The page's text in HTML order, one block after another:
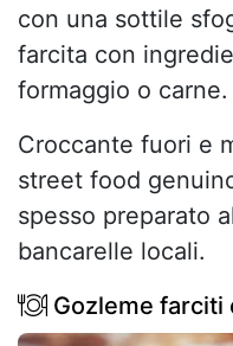
con una sottile
farcita con
formaggio o carne.
Croccante fuori e
street food
spesso preparato
bancarelle locali.
Gozleme farciti